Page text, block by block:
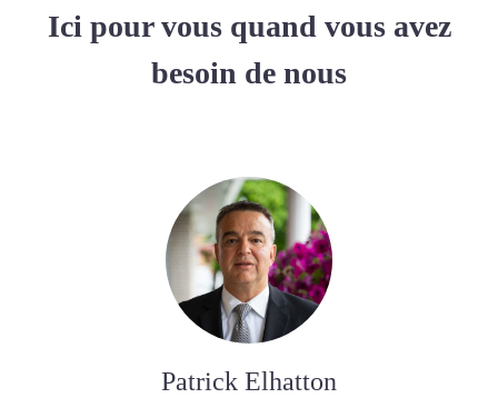
Ici pour vous quand vous avez
besoin de nous
Patrick Elhatton